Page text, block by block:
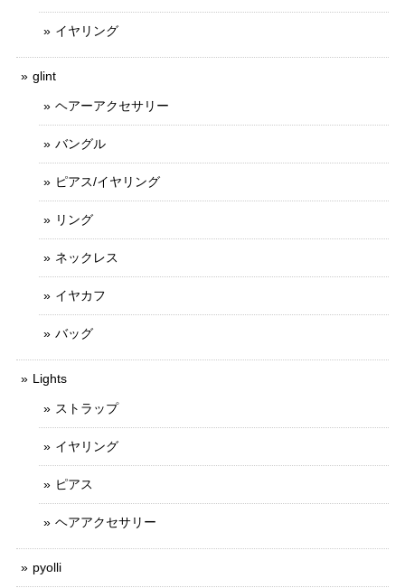
イヤリング
glint
ヘアーアクセサリー
バングル
ピアス/イヤリング
リング
ネックレス
イヤカフ
バッグ
Lights
ストラップ
イヤリング
ピアス
ヘアアクセサリー
pyolli